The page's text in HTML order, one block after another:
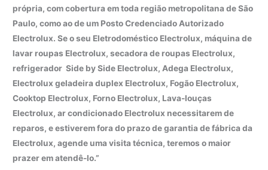
própria, com cobertura em toda região metropolitana de São
Paulo, como ao de um Posto Credenciado Autorizado
Electrolux. Se o seu Eletrodoméstico Electrolux, máquina de
lavar roupas Electrolux, secadora de roupas Electrolux,
refrigerador Side by Side Electrolux, Adega Electrolux,
Electrolux geladeira duplex Electrolux, Fogão Electrolux,
Cooktop Electrolux, Forno Electrolux, Lava-louças
Electrolux, ar condicionado Electrolux necessitarem de
reparos, e estiverem fora do prazo de garantia de fábrica da
Electrolux, agende uma visita técnica, teremos o maior
prazer em atendê-lo.”